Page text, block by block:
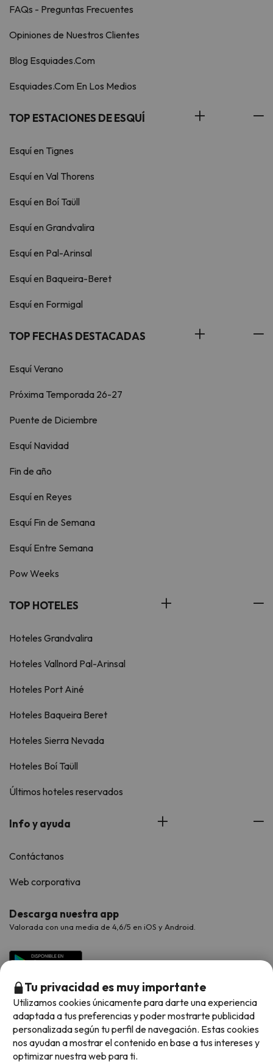
FAQs - Preguntas Frecuentes
Opiniones de Nuestros Clientes
Blog Esquiades.Com
Esquiades.Com En Los Medios
TOP ESTACIONES DE ESQUÍ
Esquí en Tignes
Esquí en Val Thorens
Esquí en Boí Taüll
Esquí en Grandvalira
Esquí en Pal-Arinsal
Esquí en Baqueira-Beret
Esquí en Formigal
TOP FECHAS DESTACADAS
Esquí Verano
Próxima Temporada 26-27
Puente de Diciembre
Esquí Navidad
Fin de año
Esquí en Reyes
Esquí Fin de Semana
Esquí Entre Semana
Pow Weeks
TOP HOTELES
Hoteles Grandvalira
Hoteles Vallnord Pal-Arinsal
Hoteles Port Ainé
Hoteles Baqueira Beret
Hoteles Sierra Nevada
Hoteles Boí Taüll
Últimos hoteles reservados
Info y ayuda
Contáctanos
Web corporativa
Descarga nuestra app
Valorada con una media de 4,6/5 en iOS y Android.
Métodos de pago disponibles
Tu privacidad es muy importante
Utilizamos cookies únicamente para darte una experiencia
adaptada a tus preferencias y poder mostrarte publicidad
personalizada según tu perfil de navegación. Estas cookies
nos ayudan a mostrar el contenido en base a tus intereses y
optimizar nuestra web para ti.